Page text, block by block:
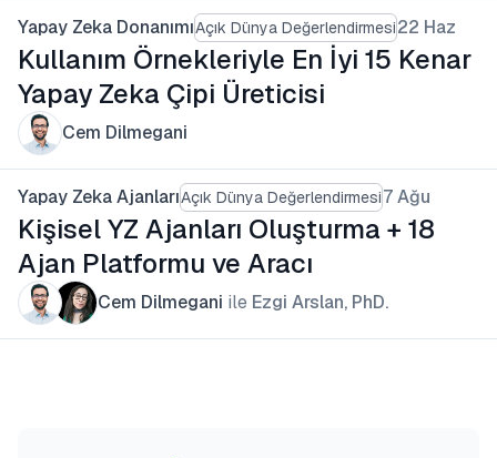
Yapay Zeka DonanımıAçık Dünya Değerlendirmesi22 Haz
Kullanım Örnekleriyle En İyi 15 Kenar
Yapay Zeka Çipi Üreticisi
Cem Dilmegani
Yapay Zeka AjanlarıAçık Dünya Değerlendirmesi7 Ağu
Kişisel YZ Ajanları Oluşturma + 18
Ajan Platformu ve Aracı
Cem Dilmegani ile Ezgi Arslan, PhD.